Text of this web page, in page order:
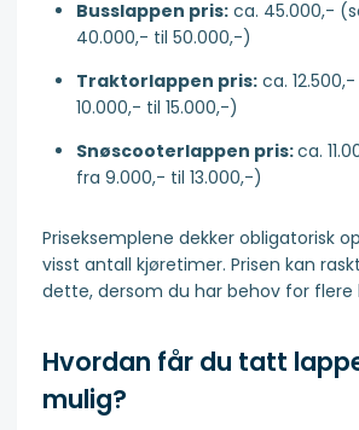
Busslappen pris: ca. 45.000,-
40.000,- til 50.000,-)
Traktorlappen pris: ca.
10.000,- til 15.000,-)
Snøscooterlappen pris:ca.
fra 9.000,- til 13.000,-)
Priseksemplene dekker obligatorisk
visst antall kjøretimer. Prisen kan
dette, dersom du har behov for flere
Hvordan får du tatt
mulig?